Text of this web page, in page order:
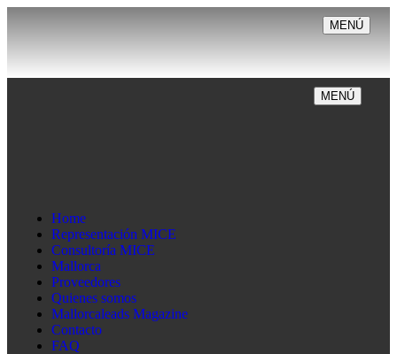
MENÚ
MENÚ
Home
Representación MICE
Consultoría MICE
Mallorca
Proveedores
Quienes somos
Mallorcaleads Magazine
Contacto
FAQ